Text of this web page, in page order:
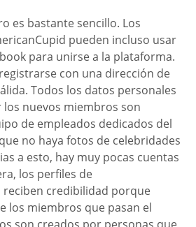
es bastante sencillo. Los
pueden incluso usar
para unirse a la plataforma.
con una dirección de
Todos los datos personales
nuevos miembros son
de empleados dedicados del
no haya fotos de celebridades
a esto, hay muy pocas cuentas
los perfiles de
reciben credibilidad porque
los miembros que pasan el